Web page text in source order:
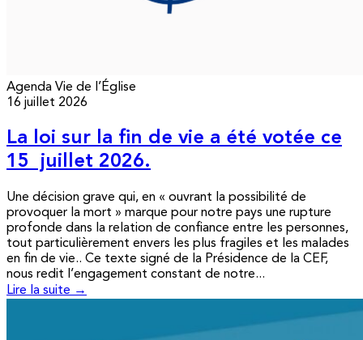
Agenda Vie de l’Église
16 juillet 2026
La loi sur la fin de vie a été votée ce
15 juillet 2026.
Une décision grave qui, en « ouvrant la possibilité de
provoquer la mort » marque pour notre pays une rupture
profonde dans la relation de confiance entre les personnes,
tout particulièrement envers les plus fragiles et les malades
en fin de vie.. Ce texte signé de la Présidence de la CEF,
nous redit l’engagement constant de notre...
Lire la suite →